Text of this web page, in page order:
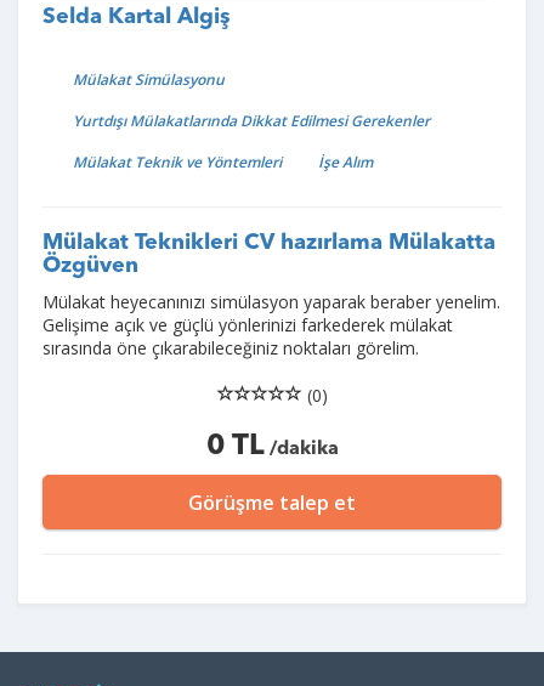
Selda Kartal Algiş
Mülakat Simülasyonu
Yurtdışı Mülakatlarında Dikkat Edilmesi Gerekenler
Mülakat Teknik ve Yöntemleri
İşe Alım
Mülakat Teknikleri CV hazırlama Mülakatta
Özgüven
Mülakat heyecanınızı simülasyon yaparak beraber yenelim.
Gelişime açık ve güçlü yönlerinizi farkederek mülakat
sırasında öne çıkarabileceğiniz noktaları görelim.
(0)
0 TL/dakika
Görüşme talep et